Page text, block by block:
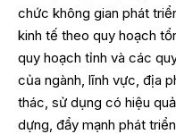
chức không gian phát
kinh tế theo quy hoạch
quy hoạch tỉnh và các
của ngành, lĩnh vực, địa
thác, sử dụng có hiệu
dựng, đẩy mạnh phát